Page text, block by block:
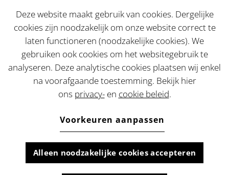
WEBSITE / SHOP
Webdevelopment
Landingspagina's
Deze website maakt gebruik van cookies. Dergelijke
cookies zijn noodzakelijk om onze website correct te
laten functioneren (noodzakelijke cookies). We
gebruiken ook cookies om het websitegebruik te
analyseren. Deze analytische cookies plaatsen wij enkel
na voorafgaande toestemming. Bekijk hier
ons privacy-en cookie beleid.
Voorkeuren aanpassen
Alleen noodzakelijke cookies accepteren